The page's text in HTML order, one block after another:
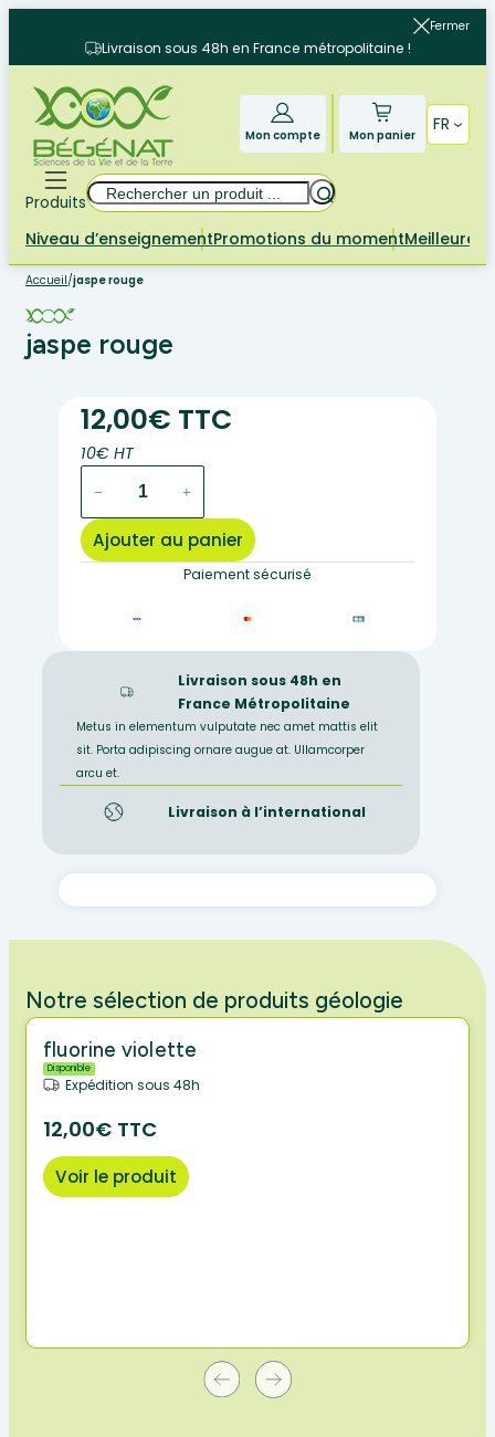
contenu
Fermer
Livraison sous 48h en France métropolitaine !
Mon compte Mon panier
FR
Produits
Rechercher
Niveau d’enseignementPromotions du momentMeilleures
Accueil/jaspe rouge
jaspe rouge
12,00€ TTC
10€ HT
jaspe
rouge
− +
Ajouter au panier
Paiement sécurisé
Livraison sous 48h en
France Métropolitaine
Metus in elementum vulputate nec amet mattis elit
sit. Porta adipiscing ornare augue at. Ullamcorper
arcu et.
Livraison à l’international
Notre sélection de produits géologie
fluorine violette
Disponible
Expédition sous 48h
12,00€ TTC
Voir le produit